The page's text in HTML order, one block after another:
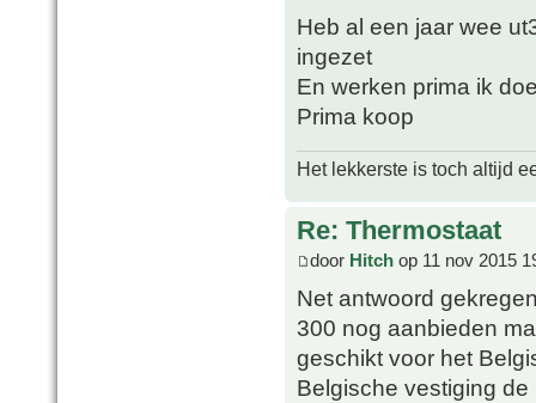
Heb al een jaar wee
ingezet
En werken prima ik
Prima koop
Het lekkerste is toch altijd
Re: Thermostaat
door Hitch op 11 nov 2015
Net antwoord
300 nog aanbieden
geschikt voor het
Belgische vestiging